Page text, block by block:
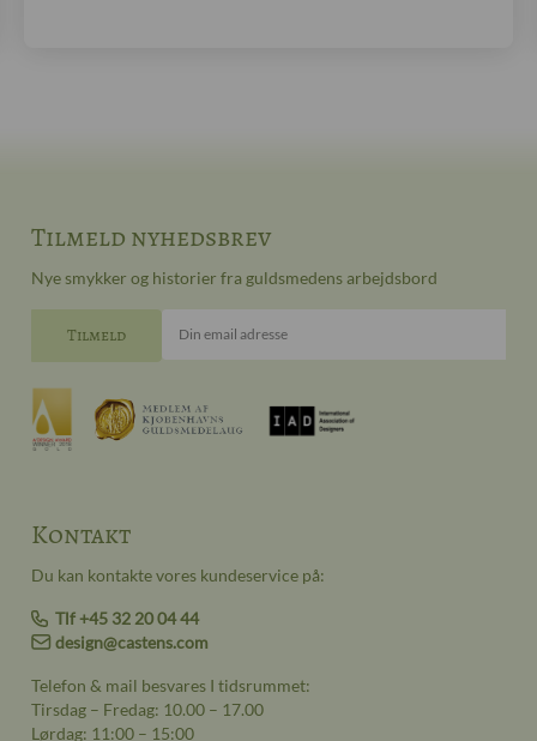
Kontakt
Du kan kontakte vores kundeservice på:
Tlf +45 32 20 04 44
design@castens.com
Telefon & mail besvares I tidsrummet:
Tirsdag – Fredag: 10.00 – 17.00
Lørdag: 11:00 – 15:00
Tilmeld nyhedsbrev
Nye smykker og historier fra guldsmedens arbejdsbord
Din email adresse